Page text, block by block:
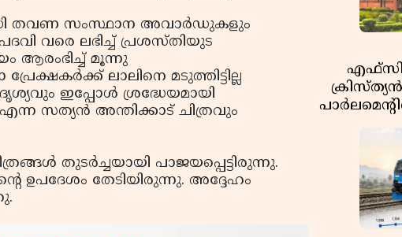
തവണ സംസ്ഥാന അവാര്‍ഡുകളും
വരെ ലഭിച്ച് പ്രശസ്തിയുട
ആരംഭിച്ച് മൂന്നു
പ്രേക്ഷകര്‍ക്ക് ലാലിനെ മടുത്തിട്ടില്ല
ഇപ്പോള്‍ ശ്രദ്ധേയമായി
സത്യന്‍ അന്തിക്കാട് ചിത്രവും
തുടര്‍ച്ചയായി പാജയപ്പെട്ടിരുന്നു.
ഉപദേശം തേടിയിരുന്നു. അദ്ദേഹം